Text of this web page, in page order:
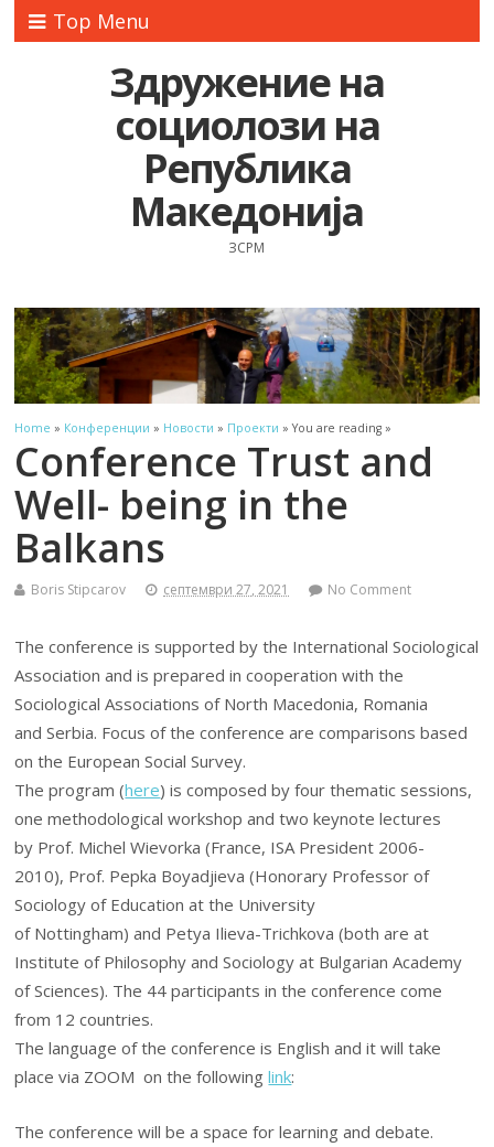
Top Menu
Здружение на
социолози на
Република
Македонија
ЗСРМ
Home » Конференции » Новости » Проекти » You are reading »
Conference Trust and
Well- being in the
Balkans
Boris Stipcarov септември 27, 2021 No Comment
The conference is supported by the International Sociological
Association and is prepared in cooperation with the
Sociological Associations of North Macedonia, Romania
and Serbia. Focus of the conference are comparisons based
on the European Social Survey.
The program (here) is composed by four thematic sessions,
one methodological workshop and two keynote lectures
by Prof. Michel Wievorka (France, ISA President 2006-
2010), Prof. Pepka Boyadjieva (Honorary Professor of
Sociology of Education at the University
of Nottingham) and Petya Ilieva-Trichkova (both are at
Institute of Philosophy and Sociology at Bulgarian Academy
of Sciences). The 44 participants in the conference come
from 12 countries.
The language of the conference is English and it will take
place via ZOOM on the followinglink:
The conference will be a space for learning and debate.